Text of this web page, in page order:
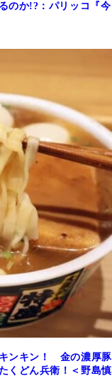
のか!?：パリッコ『今
キンキン！ 金の濃厚豚
くどん兵衛！＜野島慎